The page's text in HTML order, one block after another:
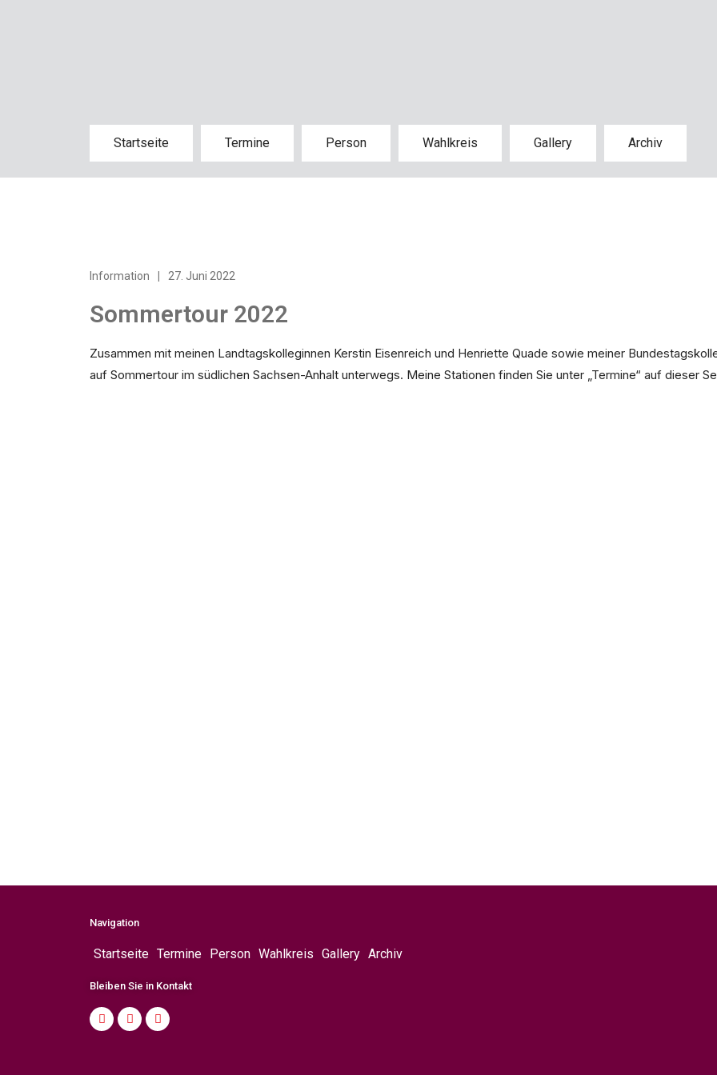
Startseite Termine Person Wahlkreis Gallery Archiv
Information 27. Juni 2022
Sommertour 2022
Zusammen mit meinen Landtagskolleginnen Kerstin Eisenreich und Henriette Quade sowie meiner
auf Sommertour im südlichen Sachsen-Anhalt unterwegs. Meine Stationen finden Sie unter „Termine“ auf dieser
Navigation
Startseite Termine Person Wahlkreis Gallery Archiv
Bleiben Sie in Kontakt